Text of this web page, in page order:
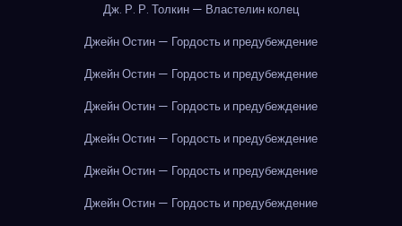
Дж. Р. Р. Толкин — Властелин колец
Джейн Остин — Гордость и предубеждение
Джейн Остин — Гордость и предубеждение
Джейн Остин — Гордость и предубеждение
Джейн Остин — Гордость и предубеждение
Джейн Остин — Гордость и предубеждение
Джейн Остин — Гордость и предубеждение